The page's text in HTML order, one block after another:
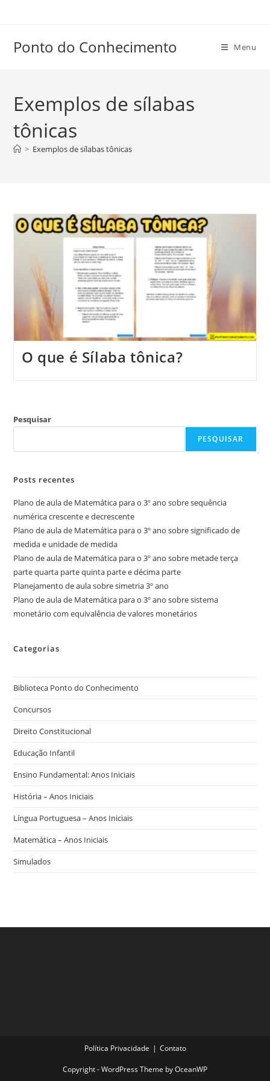
conteúdo
Ponto do Conhecimento Menu
Exemplos de sílabas
tônicas
> Exemplos de sílabas tônicas
O que é Sílaba tônica?
Pesquisar
PESQUISAR
Posts recentes
Plano de aula de Matemática para o 3º ano sobre sequência
numérica crescente e decrescente
Plano de aula de Matemática para o 3º ano sobre significado de
medida e unidade de medida
Plano de aula de Matemática para o 3º ano sobre metade terça
parte quarta parte quinta parte e décima parte
Planejamento de aula sobre simetria 3º ano
Plano de aula de Matemática para o 3º ano sobre sistema
monetário com equivalência de valores monetários
Categorias
Biblioteca Ponto do Conhecimento
Concursos
Direito Constitucional
Educação Infantil
Ensino Fundamental: Anos Iniciais
História – Anos Iniciais
Língua Portuguesa – Anos Iniciais
Matemática – Anos Iniciais
Simulados
Política Privacidade Contato
Copyright - WordPress Theme by OceanWP